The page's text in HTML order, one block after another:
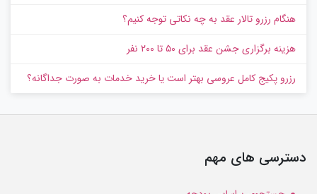
هنگام رزرو تالار عقد به چه نکاتی توجه کنیم؟
هزینه برگزاری جشن عقد برای ۵۰ تا ۲۰۰ نفر
رزرو پکیج کامل عروسی بهتر است یا خرید خدمات به‌ صورت جداگانه؟
دسترسی های مهم